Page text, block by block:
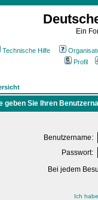
Ein
Technische Hilfe
Profil
geben Sie Ihren
Benutzername:
Passwort:
Bei jedem
Ich